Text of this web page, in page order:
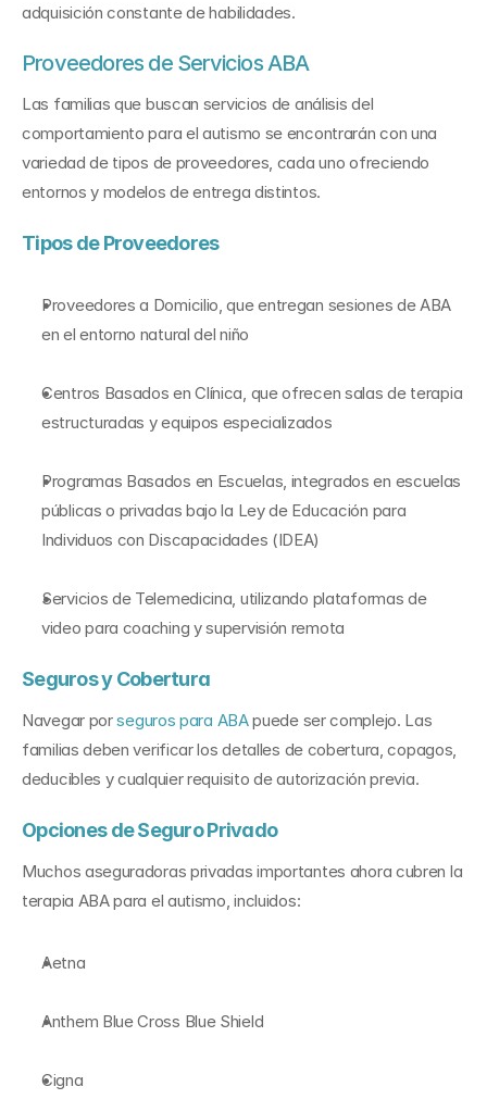
adquisición constante de habilidades.
Proveedores de Servicios ABA
Las familias que buscan servicios de análisis del
comportamiento para el autismo se encontrarán con una
variedad de tipos de proveedores, cada uno ofreciendo
entornos y modelos de entrega distintos.
Tipos de Proveedores
Proveedores a Domicilio, que entregan sesiones de ABA
en el entorno natural del niño
Centros Basados en Clínica, que ofrecen salas de terapia
estructuradas y equipos especializados
Programas Basados en Escuelas, integrados en escuelas
públicas o privadas bajo la Ley de Educación para
Individuos con Discapacidades (IDEA)
Servicios de Telemedicina, utilizando plataformas de
video para coaching y supervisión remota
Seguros y Cobertura
Navegar por seguros para ABA puede ser complejo. Las
familias deben verificar los detalles de cobertura, copagos,
deducibles y cualquier requisito de autorización previa.
Opciones de Seguro Privado
Muchos aseguradoras privadas importantes ahora cubren la
terapia ABA para el autismo, incluidos:
Aetna
Anthem Blue Cross Blue Shield
Cigna